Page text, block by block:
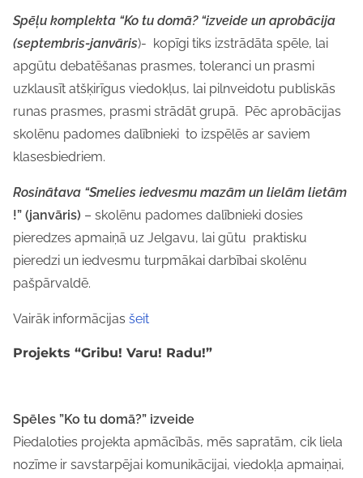
Spēļu komplekta “Ko tu domā? “izveide un aprobācija
(septembris-janvāris)- kopīgi tiks izstrādāta spēle, lai
apgūtu debatēšanas prasmes, toleranci un prasmi
uzklausīt atšķirīgus viedokļus, lai pilnveidotu publiskās
runas prasmes, prasmi strādāt grupā. Pēc aprobācijas
skolēnu padomes dalībnieki to izspēlēs ar saviem
klasesbiedriem.
Rosinātava “Smelies iedvesmu mazām un lielām lietām
!” (janvāris) – skolēnu padomes dalībnieki dosies
pieredzes apmaiņā uz Jelgavu, lai gūtu praktisku
pieredzi un iedvesmu turpmākai darbībai skolēnu
pašpārvaldē.
Vairāk informācijas šeit
Projekts “Gribu! Varu! Radu!”
Spēles ”Ko tu domā?” izveide
Piedaloties projekta apmācībās, mēs sapratām, cik liela
nozīme ir savstarpējai komunikācijai, viedokļa apmaiņai,